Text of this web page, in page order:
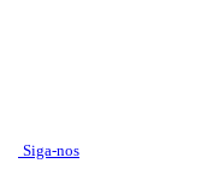
Siga-nos